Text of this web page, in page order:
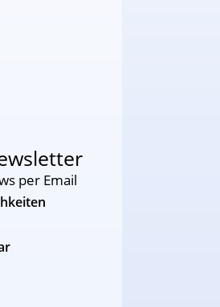
per Email